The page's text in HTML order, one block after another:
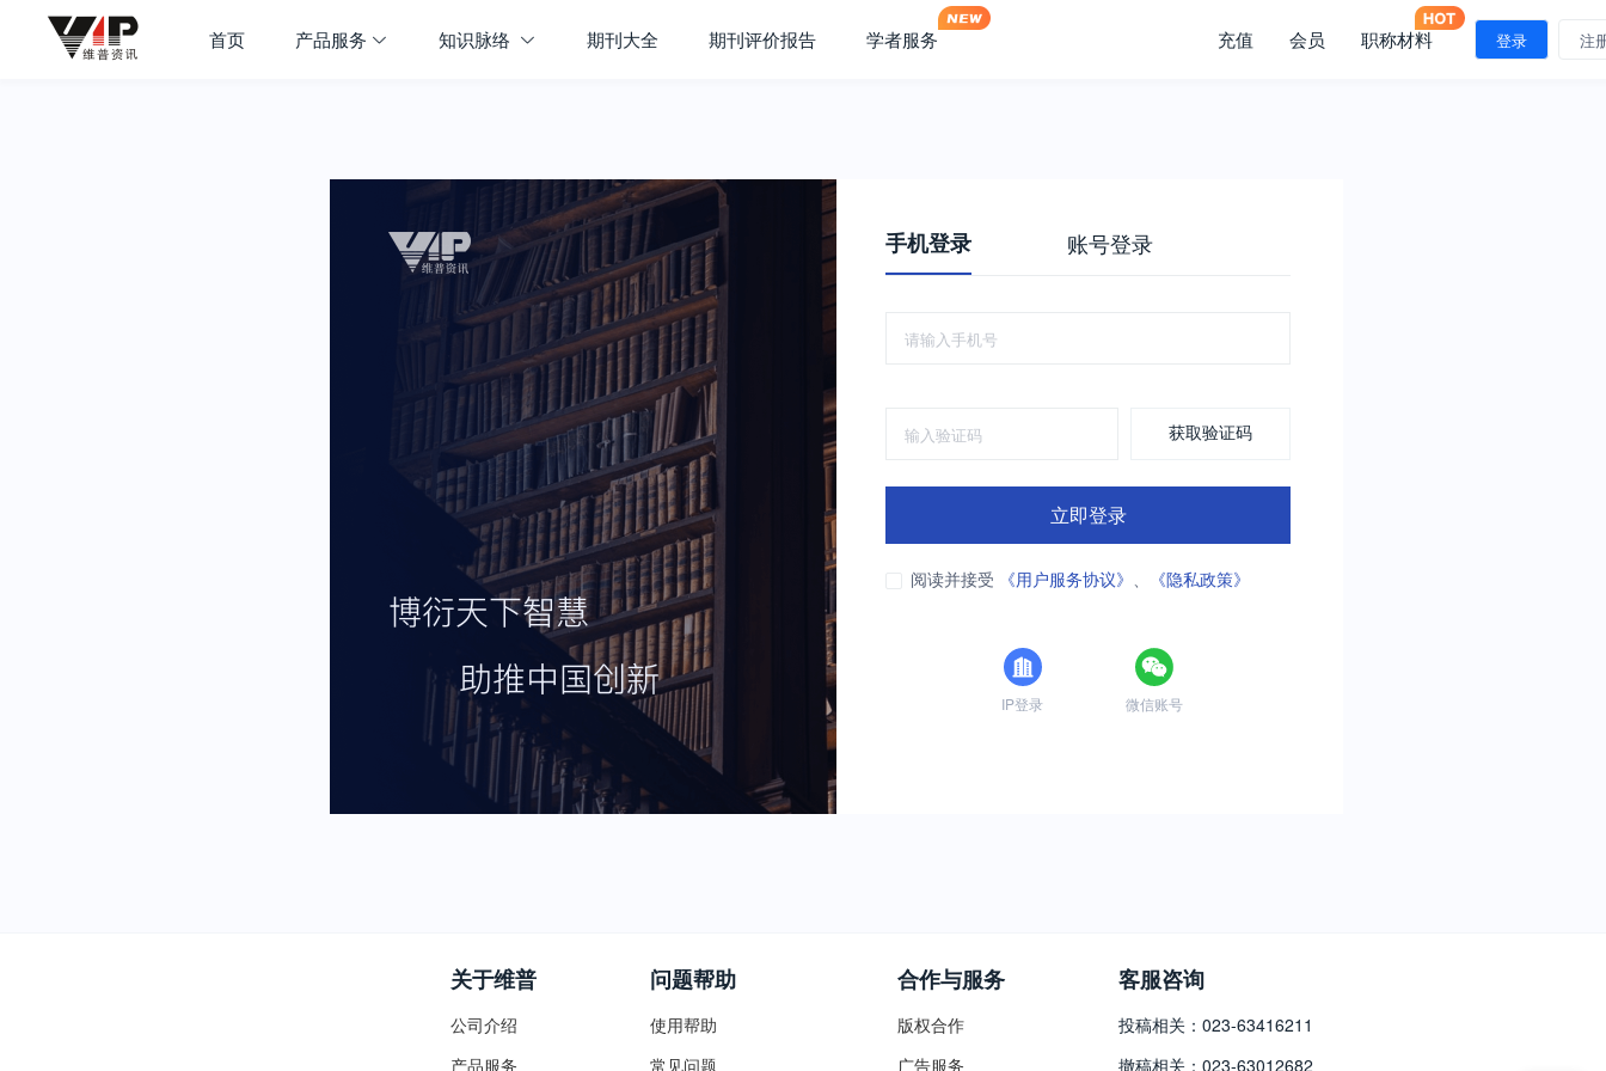
首页 产品服务 知识脉络 期刊大全 期刊评价报告 学者服务 充值 会员 职称材料 登录 注
手机登录 账号登录
获取验证码
立即登录
阅读并接受 《用户服务协议》 、 《隐私政策》
IP登录 微信账号
关于维普
公司介绍
产品服务
问题帮助
使用帮助
常见问题
合作与服务
版权合作
广告服务
客服咨询
投稿相关：023-63416211
撤稿相关：023-63012682